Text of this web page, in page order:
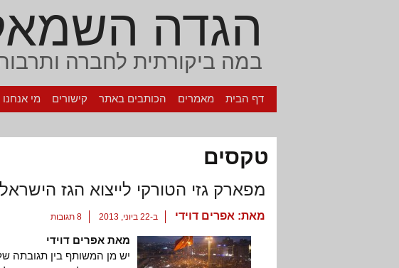
הגדה
במה ביקורתית לחברה
דף הבית מאמרים הכותבים באתר קישורים מי אנחנו
טקסים
מפארק גזי הטורקי לייצוא הגז
מאת: אפרים דוידי ב-22 ביוני, 2013 8 תגובות
מאת אפרים דוידי
יש מן המשותף בין תגובתה